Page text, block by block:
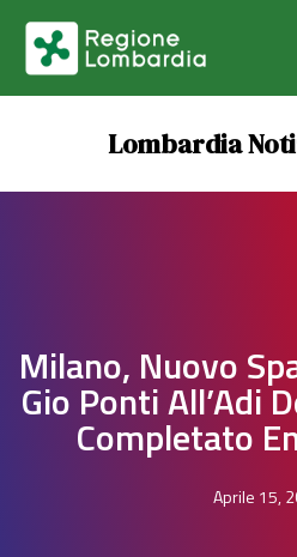
Lombardia
Milano, Nuovo
Gio Ponti All’Adi
Completato
Aprile 15,